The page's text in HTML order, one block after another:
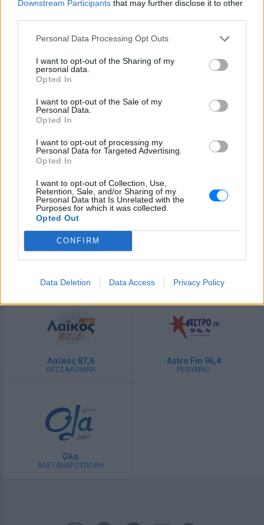
Downstream Participants that may further disclose it to other
Personal Data Processing Opt Outs
I want to opt-out of the Sharing of my
personal data.
Opted In
I want to opt-out of the Sale of my
Personal Data.
Opted In
I want to opt-out of processing my
Personal Data for Targeted Advertising.
Opted In
I want to opt-out of Collection, Use,
Retention, Sale, and/or Sharing of my
Personal Data that Is Unrelated with the
Purposes for which it was collected.
Opted Out
CONFIRM
Data Deletion Data Access Privacy Policy
Εκπέμπει από την πανέμορφη Αλέξανδρουπολη σε όλη
την Ελλάδα μέσω του E-Radio.gr και χαράσει τη δική του
αρχεία από δίσκους γραμμοφώνου και δίσκους 33 και 45
μουσικών ηχογραφήσεων και μέσα από στούντιο σε
εκτελέσεις Demo από μεγάλους καλλιτέχνες. Με αγάπη
στη λαϊκή μουσική και στην ελληνική παράδοση','δηλώνει
κάθε μέρα την αξία του.
Πρόγραμμα Σταθμού
Περισσότερα
Λαϊκός 87,6
ΘΕΣΣΑΛΟΝΙΚΗ
Astro Fm 96,4
ΡΕΘΥΜΝΟ
Όλα
ΑΛΕΞΑΝΔΡΟΥΠΟΛΗ